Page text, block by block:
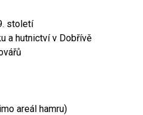
století
a hutnictví v Dobřívě
areál hamru)